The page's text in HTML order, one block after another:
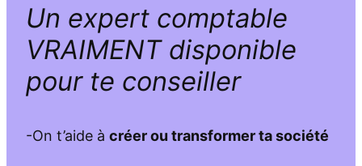
Un expert comptable
VRAIMENT disponible
pour te conseiller
-On t’aide à créer ou transformer ta société